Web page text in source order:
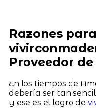
Razones
Proveedor
En los tiempos de
debería ser tan
y ese es el logro de